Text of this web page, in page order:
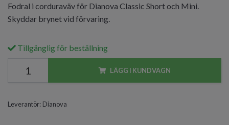
Fodral i corduraväv för Dianova Classic Short och Mini.
Skyddar brynet vid förvaring.
Tillgänglig för beställning
LÄGG I KUNDVAGN
Leverantör: Dianova